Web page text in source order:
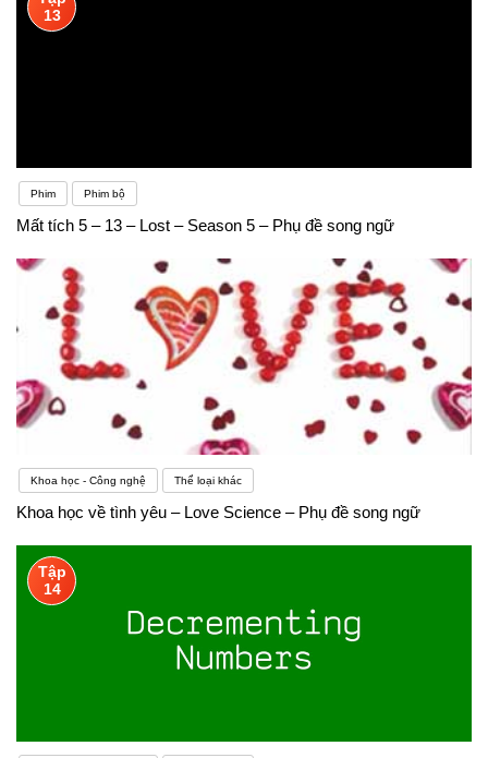
13
Phim Phim bộ
Mất tích 5 – 13 – Lost – Season 5 – Phụ đề song ngữ
Khoa học - Công nghệ Thể loại khác
Khoa học về tình yêu – Love Science – Phụ đề song ngữ
Tập
14